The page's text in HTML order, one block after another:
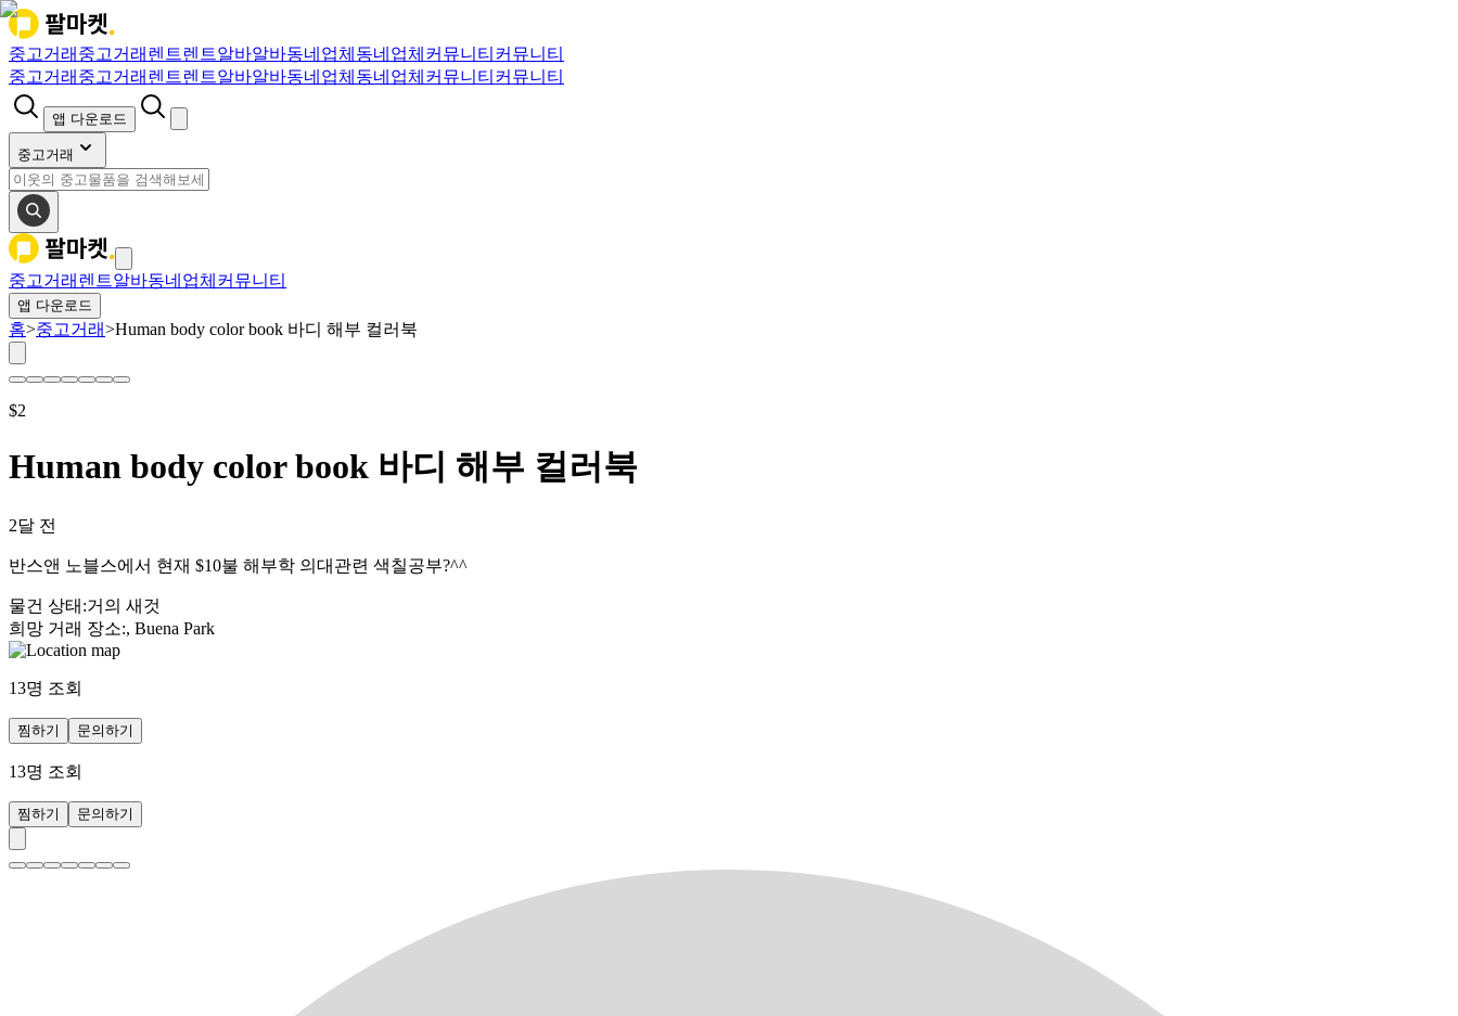
중고거래 중고거래 렌트렌트알바알바동네업체 동네업체 커뮤니티 커뮤니티
중고거래 중고거래 렌트렌트알바알바동네업체 동네업체 커뮤니티 커뮤니티
앱 다운로드
중고거래
중고거래 렌트알바동네업체 커뮤니티
앱 다운로드
홈>중고거래>Human body color book 바디 해부 컬러북
$2
Human body color book 바디 해부 컬러북
2달 전
반스앤 노블스에서 현재 $10불 해부학 의대관련 색칠공부?^^
물건 상태 :거의 새것
희망 거래 장소:, Buena Park
13명 조회
찜하기 문의하기
13명 조회
찜하기 문의하기